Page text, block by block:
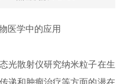
医学中的应用
散射仪研究纳米粒子在生
递和肿瘤治疗等方面的潜在